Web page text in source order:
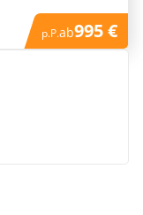
p.P.ab995 €